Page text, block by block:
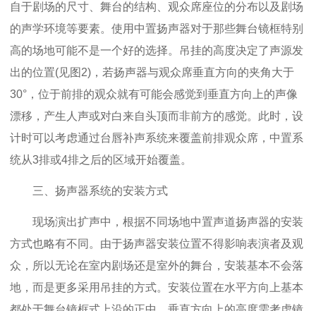
自于剧场的尺寸、舞台的结构、观众席座位的分布以及剧场
的声学环境等要素。使用中置扬声器对于那些舞台镜框特别
高的场地可能不是一个好的选择。吊挂的高度决定了声源发
出的位置(见图2)，若扬声器与观众席垂直方向的夹角大于
30°，位于前排的观众就有可能会感觉到垂直方向上的声像
漂移，产生人声或对白来自头顶而非前方的感觉。此时，设
计时可以考虑通过台唇补声系统来覆盖前排观众席，中置系
统从3排或4排之后的区域开始覆盖。
三、扬声器系统的安装方式
现场演出扩声中，根据不同场地中置声道扬声器的安装
方式也略有不同。由于扬声器安装位置不得影响表演者及观
众，所以无论在室内剧场还是室外的舞台，安装基本不会落
地，而是更多采用吊挂的方式。安装位置在水平方向上基本